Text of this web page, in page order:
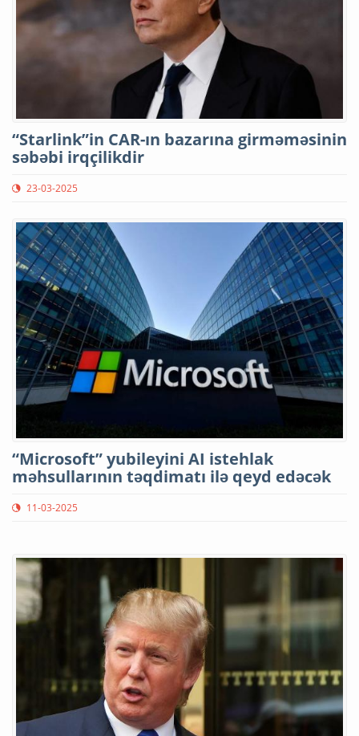
“Starlink”in CAR-ın bazarına girməməsinin
səbəbi irqçilikdir
23-03-2025
“Microsoft” yubileyini AI istehlak
məhsullarının təqdimatı ilə qeyd edəcək
11-03-2025